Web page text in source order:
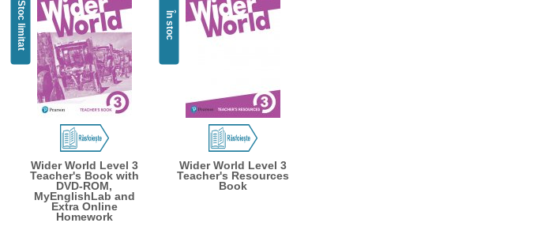
Stoc limitat
Wider World Level 3
Teacher's Book with
DVD-ROM,
MyEnglishLab and
Extra Online
Homework
În stoc
Wider World Level 3
Teacher's Resources
Book